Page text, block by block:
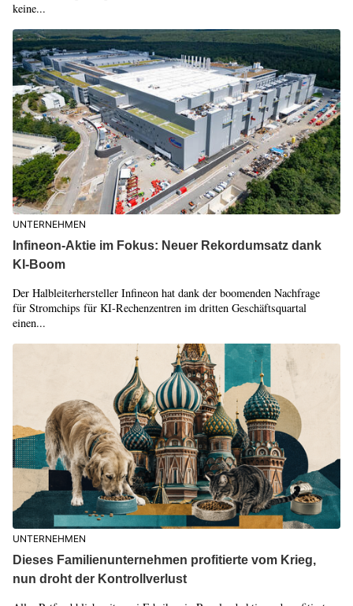
keine...
UNTERNEHMEN
Infineon-Aktie im Fokus: Neuer Rekordumsatz dank
KI-Boom
Der Halbleiterhersteller Infineon hat dank der boomenden Nachfrage
für Stromchips für KI-Rechenzentren im dritten Geschäftsquartal
einen...
UNTERNEHMEN
Dieses Familienunternehmen profitierte vom Krieg,
nun droht der Kontrollverlust